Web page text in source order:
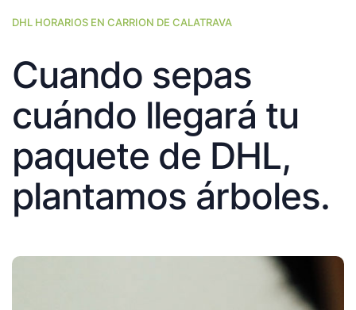
DHL HORARIOS EN CARRION DE CALATRAVA
Cuando sepas
cuándo llegará tu
paquete de DHL,
plantamos árboles.